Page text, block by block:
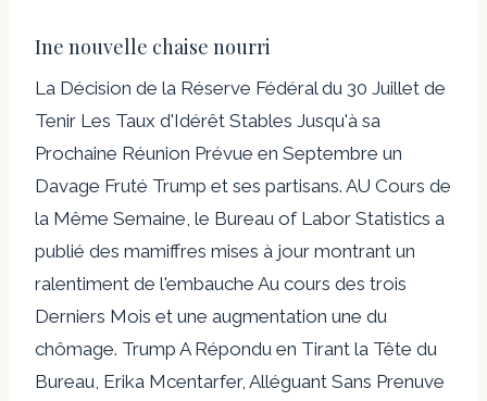
Ine nouvelle chaise nourri
La Décision de la Réserve Fédéral du 30 Juillet de
Tenir Les Taux d'Idérêt Stables Jusqu'à sa
Prochaine Réunion Prévue en Septembre un
Davage Fruté Trump et ses partisans. AU Cours de
la Même Semaine, le Bureau of Labor Statistics a
publié des mamiffres mises à jour montrant un
ralentiment de l'embauche Au cours des trois
Derniers Mois et une augmentation une du
chômage. Trump A Répondu en Tirant la Tête du
Bureau, Erika Mcentarfer, Alléguant Sans Prenuve